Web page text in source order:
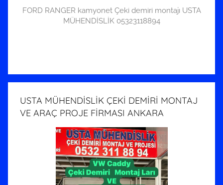
FORD RANGER kamyonet Çeki demiri montajı USTA
MÜHENDİSLİK 05323118894
USTA MÜHENDİSLİK ÇEKİ DEMİRİ MONTAJ
VE ARAÇ PROJE FİRMASI ANKARA